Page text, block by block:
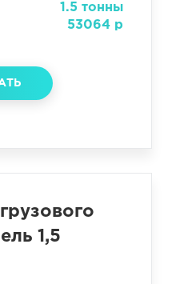
1.5 тонны
53064 р
1,5